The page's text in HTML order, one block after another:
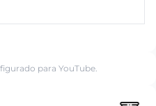
para YouTube.